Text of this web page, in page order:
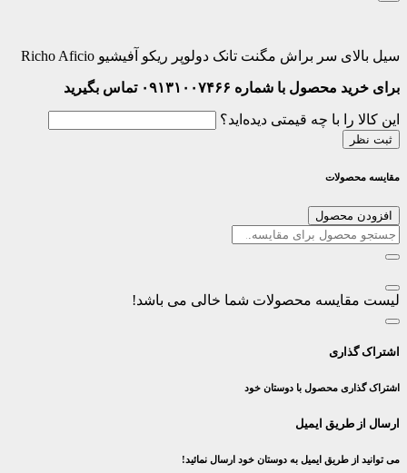
سیل بالای سر براش مگنت تانک دولوپر ریکو آفیشیو Richo Aficio
برای خرید محصول با شماره ۰۹۱۳۱۰۰۷۴۶۶ تماس بگیرید
این کالا را با چه قیمتی دیده‌اید؟
ثبت نظر
مقایسه محصولات
افزودن محصول
لیست مقایسه محصولات شما خالی می باشد!
اشتراک گذاری
اشتراک گذاری محصول با دوستان خود
ارسال از طریق ایمیل
می توانید از طریق ایمیل به دوستان خود ارسال نمائید!